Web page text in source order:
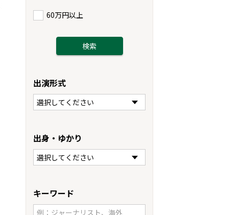
60万円以上
出演形式
出身・ゆかり
キーワード